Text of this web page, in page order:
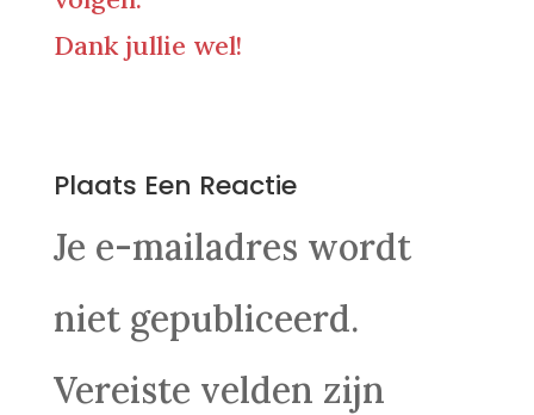
Dank jullie wel!
Plaats Een Reactie
Je e-mailadres wordt
niet gepubliceerd.
Vereiste velden zijn